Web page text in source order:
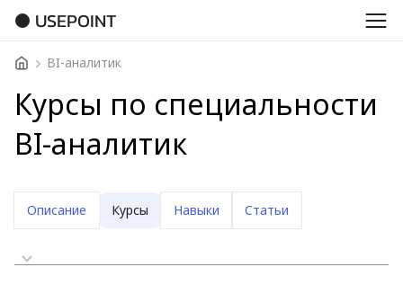
USEPOINT
BI-аналитик
Курсы по специальности
BI-аналитик
Описание Курсы Навыки Статьи